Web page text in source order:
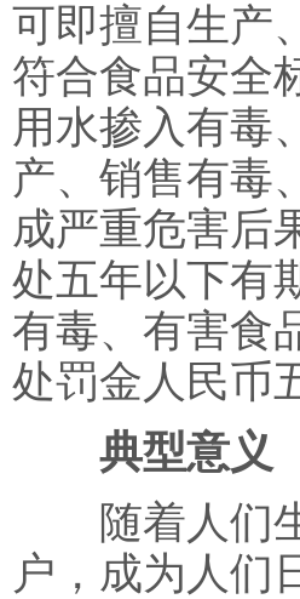
可即擅自生产
符合食品安全
用水掺入有毒
产、销售有毒
成严重危害后
处五年以下有
有毒、有害食
处罚金人民币
典型意义
随着人们生
户，成为人们